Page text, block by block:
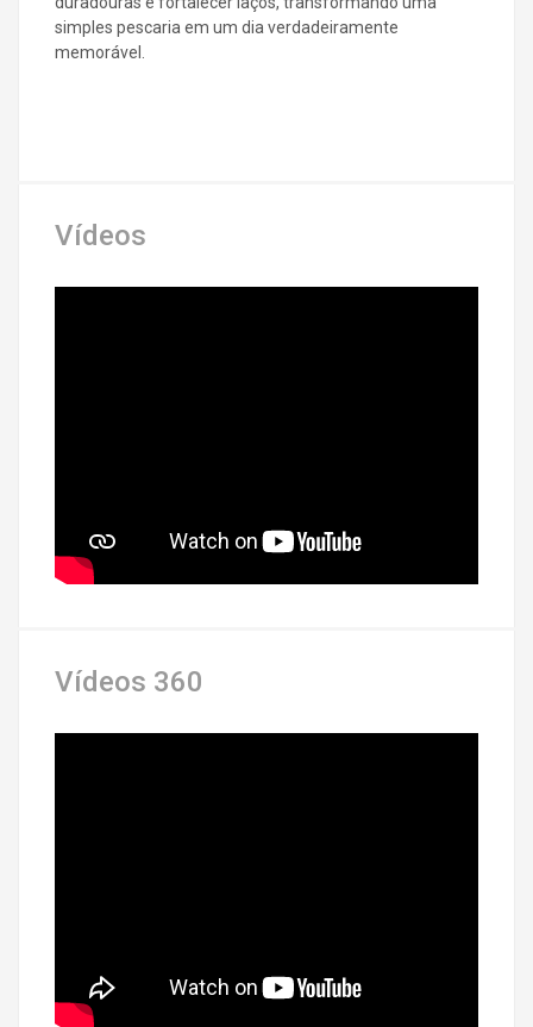
simples pescaria em um dia verdadeiramente
memorável.
Vídeos
Vídeos 360